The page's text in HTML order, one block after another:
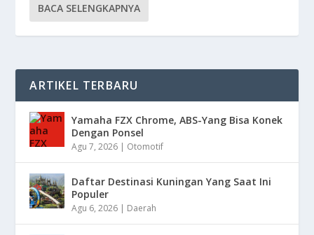
BACA SELENGKAPNYA
ARTIKEL TERBARU
Yamaha FZX Chrome, ABS-Yang Bisa Konek
Dengan Ponsel
Agu 7, 2026 | Otomotif
Daftar Destinasi Kuningan Yang Saat Ini
Populer
Agu 6, 2026 | Daerah